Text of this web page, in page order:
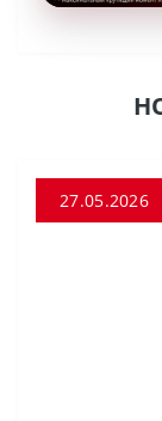
27.05.2026